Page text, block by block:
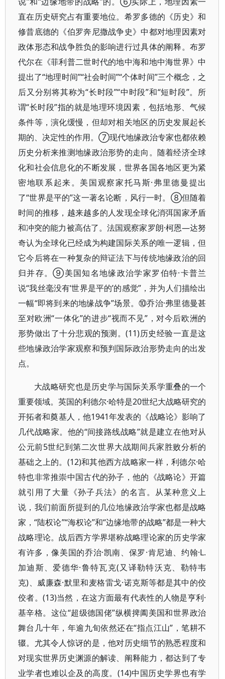
直在历史研究占有重要地位。希罗多德的《历史》和
修昔底德的《伯罗奔尼撒战争史》中都对地理因素对
政体形态和战争胜负的影响进行过具体的阐释。布罗
代尔在《菲利普二世时代的地中海和地中海世界》中
提出了“地理时间”“社会时间”“个体时间”三个概念，之
后又分别将其称为“长时段”“中时段”和“短时段”。所
谓“长时段”指的就是地理环境因素，包括地形、气候
条件等，演化缓慢，但却对相关地区的历史发展起长
期的、决定性的作用。⑦现代地缘政治专家也都依赖
历史分析来推测地缘政治形势的走向。随着经济全球
化和社会信息化的不断发展，世界各国各地区更为紧
密地联系起来。美国观察家托马斯·弗里德曼提出
了“世界是平的”这一著名论断，风行一时。⑧但随着
时间的推移，越来越多的人发现全球化消弭国家矛盾
和冲突的能力被高估了。法国观察家罗朗·柯恩—达努
奇认为全球化已经成为构建国际关系的唯一逻辑，但
它今后将在一种复杂的辩证法下与传统地缘政治的回
归并存。⑨美国知名地缘政治学家罗伯特·卡普兰
说“我丝毫没有‘世界是平的’的感觉”，并为人们描绘出
一幅“即将到来的地缘战争”场景。⑩乔治·弗里德曼甚
至对欧洲“一体化”的进步“视而不见”，对今后欧洲的
形势做出了十分悲观的预测。(11)历史经验一直是这
些地缘政治学家观察和预判国际政治形势走向的出发
点。
大战略研究也是历史学与国际关系学重叠的一个
重要领域。英国的利德尔·哈特是20世纪大战略研究的
开拓者和奠基人，他1941年发表的《战略论》影响了
几代战略家。他的“间接路线战略”就是建立在他对从
公元前5世纪到第二次世界大战期间兵家胜败分析的
基础之上的。(12)和其他西方战略家一样，利德尔·哈
特也非常推崇中国古代的孙子，他的《战略论》开篇
就引用了大量《孙子兵法》的名言。从某种意义上
说，我们前面所提到的几位地缘政治学家也都是战略
家，“陆权论”“海权论”和“边缘地带的战略”都是一种大
战略理论。战后西方学界堪称战略理论家的历史学家
有许多，像美国的乔治·凯南、保罗·肯尼迪、约翰·L.
加迪斯、爱德华·鲁特瓦克(又译勒特沃克、勒特韦
克)、威廉森·默里和麦格雷戈·诺克斯等都是其中的佼
佼者。(13)当然，在这方面最有代表性的人物是亨利·
基辛格。这位“超级德国佬”纵横捭阖美国和世界政治
舞台几十年，年逾九旬依然还在“指点江山”，笔耕不
辍。尤其令人惊讶的是，他对历史细节的熟悉程度和
对现实世界历史渊源的解读、阐释能力，都达到了专
业学者也难以企及的高度。(14)中国历史学界也有学